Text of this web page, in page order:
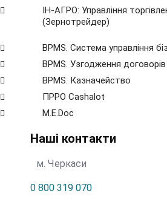
ІН-АГРО: Управління
(Зернотрейдер)
BPMS. Система управління
BPМS. Узгодження договорів
BPМS. Казначейство
ПРРО Cashalot
M.E.Doc
Наші контакти
м. Черкаси
0 800 319 070